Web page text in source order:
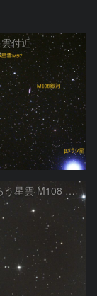
付近
M97 ふくろう星雲 M108 おおぐま座